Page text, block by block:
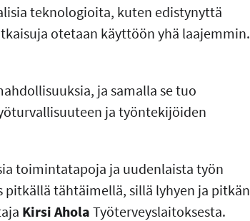
teknologioita, kuten edistynyttä
otetaan käyttöön yhä laajemmin.
ja samalla se tuo
ja työntekijöiden
toimintatapoja ja uudenlaista työn
tähtäimellä, sillä lyhyen ja pitkän
Kirsi Ahola Työterveyslaitoksesta.